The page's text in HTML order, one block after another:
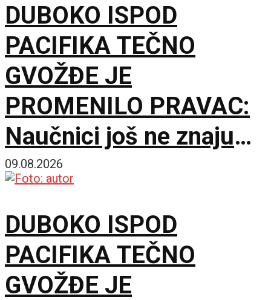
DUBOKO ISPOD
PACIFIKA TEČNO
GVOŽĐE JE
PROMENILO PRAVAC:
Naučnici još ne znaju
šta ga je nateralo da se
09.08.2026
DUBOKO ISPOD
PACIFIKA TEČNO
GVOŽĐE JE